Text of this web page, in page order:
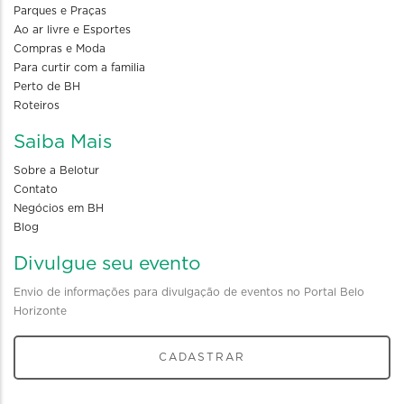
Parques e Praças
Ao ar livre e Esportes
Compras e Moda
Para curtir com a familia
Perto de BH
Roteiros
Saiba Mais
Sobre a Belotur
Contato
Negócios em BH
Blog
Divulgue seu evento
Envio de informações para divulgação de eventos no Portal Belo
Horizonte
CADASTRAR